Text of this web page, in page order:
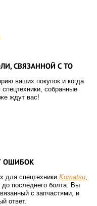
СВЯЗАННОЙ С ТО
ваших покупок и когда
собранные
ждут вас!
ОШИБОК
для спецтехники Komatsu,
последнего болта. Вы
с запчастями, и
ответ.